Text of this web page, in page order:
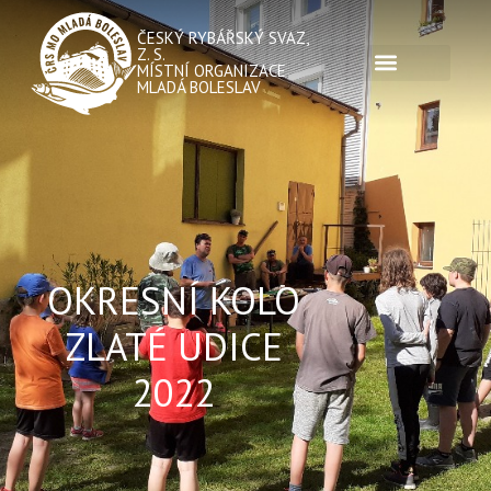
ČESKÝ RYBÁŘSKÝ SVAZ,
Z. S.
MÍSTNÍ ORGANIZACE
MLADÁ BOLESLAV
OKRESNÍ KOLO
ZLATÉ UDICE
2022